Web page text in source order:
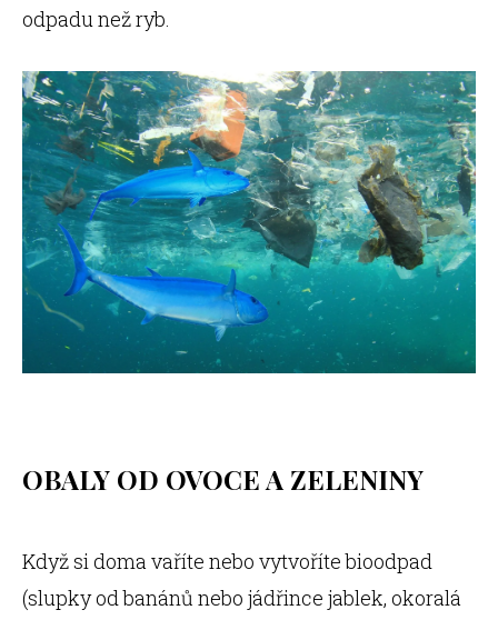
odpadu než ryb.
OBALY OD OVOCE A ZELENINY
Když si doma vaříte nebo vytvoříte bioodpad
(slupky od banánů nebo jádřince jablek, okoralá